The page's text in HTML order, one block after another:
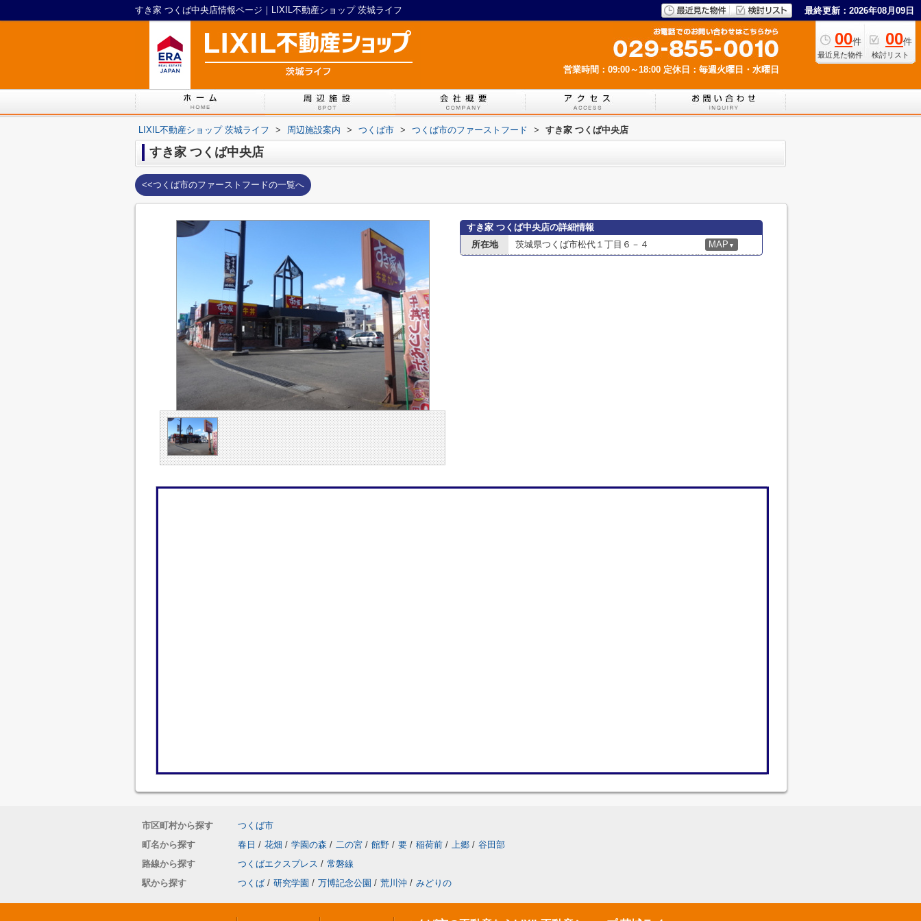
すき家 つくば中央店情報ページ｜LIXIL不動産ショップ 茨城ライフ 最終更新：2026年08月09日
00件
最近見た物件
00件
検討リスト
営業時間：09:00～18:00 定休日：毎週火曜日・水曜日
LIXIL不動産ショップ 茨城ライフ > 周辺施設案内 > つくば市 > つくば市のファーストフード > すき家 つくば中央店
すき家 つくば中央店
<<つくば市のファーストフードの一覧へ
すき家 つくば中央店の詳細情報
所在地
茨城県つくば市松代１丁目６－４ MAP ▼
市区町村から探す
つくば市
町名から探す
春日 / 花畑 / 学園の森 / 二の宮 / 館野 / 要 / 稲荷前 / 上郷 / 谷田部
路線から探す
つくばエクスプレス / 常磐線
駅から探す
つくば / 研究学園 / 万博記念公園 / 荒川沖 / みどりの